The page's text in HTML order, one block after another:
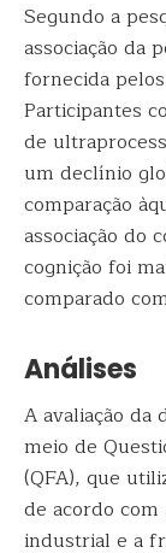
Segundo a
associação da
fornecida
Participantes
de
um declínio
comparação
associação do
cognição foi
comparado
Análises
A avaliação
meio de
(QFA), que
de acordo
industrial e a